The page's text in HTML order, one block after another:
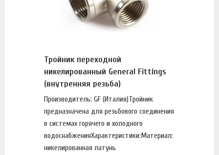
Тройник переходной
никелированный General Fittings
(внутренняя резьба)
Производитель: GF (Италия)Тройник
предназначена для резьбового соединения
в системах горячего и холодного
водоснабженияХарактеристики:Материал:
никелированная латунь